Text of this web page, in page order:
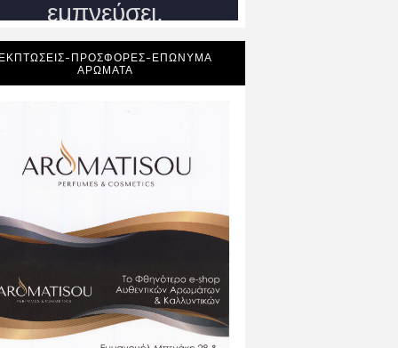
ΠΡΟΣΦΟΡΕΣ-ΕΠΩΝΥΜΑ
ΑΡΩΜΑΤΑ